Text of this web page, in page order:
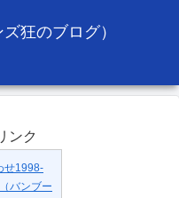
狂のブログ）
ンク
せ1998-
バンブー